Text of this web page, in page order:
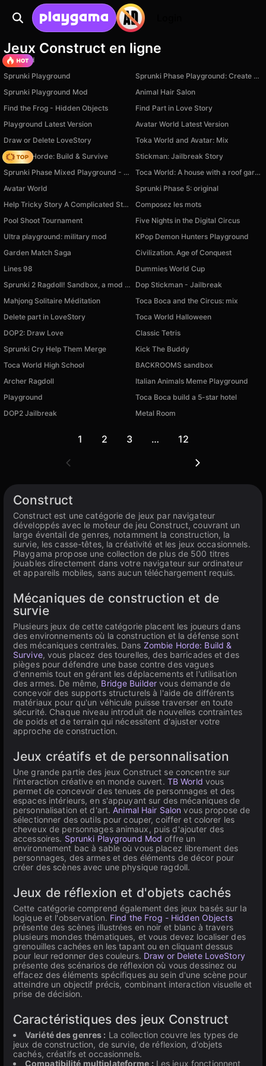
Jeux Construct en ligne
TB World
Sprunki Playground
Sprunki Phase Playground: Create Sprunki and Music
Sprunki Playground Mod
Animal Hair Salon
Find the Frog - Hidden Objects
Find Part in Love Story
Playground Latest Version
Avatar World Latest Version
Draw or Delete LoveStory
Toka World and Avatar: Mix
Zombie Horde: Build & Survive
Stickman: Jailbreak Story
Sprunki Phase Mixed Playground - Create Sprunki
Toca World: A house with a roof garden
Avatar World
Sprunki Phase 5: original
Help Tricky Story A Complicated Story
Composez les mots
Pool Shoot Tournament
Five Nights in the Digital Circus
Ultra playground: military mod
KPop Demon Hunters Playground
Garden Match Saga
Civilization. Age of Conquest
Lines 98
Dummies World Cup
Sprunki 2 Ragdoll! Sandbox, a mod for CS skins
Dop Stickman - Jailbreak
Mahjong Solitaire Méditation
Toca Boca and the Circus: mix
Delete part in LoveStory
Toca World Halloween
DOP2: Draw Love
Classic Tetris
Sprunki Cry Help Them Merge
Kick The Buddy
Toca World High School
BACKROOMS sandbox
Archer Ragdoll
Italian Animals Meme Playground
Playground
Toca Boca build a 5-star hotel
DOP2 Jailbreak
Metal Room
1 2 3 … 12
Construct
Construct est une catégorie de jeux par navigateur
développés avec le moteur de jeu Construct, couvrant un
large éventail de genres, notamment la construction, la
survie, les casse-têtes, la créativité et les jeux occasionnels.
Playgama propose une collection de plus de 500 titres
jouables directement dans votre navigateur sur ordinateur
et appareils mobiles, sans aucun téléchargement requis.
Mécaniques de construction et de
survie
Plusieurs jeux de cette catégorie placent les joueurs dans
des environnements où la construction et la défense sont
des mécaniques centrales. Dans Zombie Horde: Build &
Survive, vous placez des tourelles, des barricades et des
pièges pour défendre une base contre des vagues
d'ennemis tout en gérant les déplacements et l'utilisation
des armes. De même, Bridge Builder vous demande de
concevoir des supports structurels à l'aide de différents
matériaux pour qu'un véhicule puisse traverser en toute
sécurité. Chaque niveau introduit de nouvelles contraintes
de poids et de terrain qui nécessitent d'ajuster votre
approche de construction.
Jeux créatifs et de personnalisation
Une grande partie des jeux Construct se concentre sur
l'interaction créative en monde ouvert. TB World vous
permet de concevoir des tenues de personnages et des
espaces intérieurs, en s'appuyant sur des mécaniques de
personnalisation et d'art.Animal Hair Salon vous propose de
sélectionner des outils pour couper, coiffer et colorer les
cheveux de personnages animaux, puis d'ajouter des
accessoires. Sprunki Playground Mod offre un
environnement bac à sable où vous placez librement des
personnages, des armes et des éléments de décor pour
créer des scènes avec une physique ragdoll.
Jeux de réflexion et d'objets cachés
Cette catégorie comprend également des jeux basés sur la
logique et l'observation. Find the Frog - Hidden Objects
présente des scènes illustrées en noir et blanc à travers
plusieurs mondes thématiques, et vous devez localiser des
grenouilles cachées en les tapant ou en cliquant dessus
pour leur redonner des couleurs. Draw or Delete LoveStory
présente des scénarios de réflexion où vous dessinez ou
effacez des éléments spécifiques au sein d'une scène pour
atteindre un objectif précis, combinant interaction visuelle et
prise de décision.
Caractéristiques des jeux Construct
Variété des genres : La collection couvre les types de
jeux de construction, de survie, de réflexion, d'objets
cachés, créatifs et occasionnels.
Compatibilité multiplateforme : Les jeux fonctionnent